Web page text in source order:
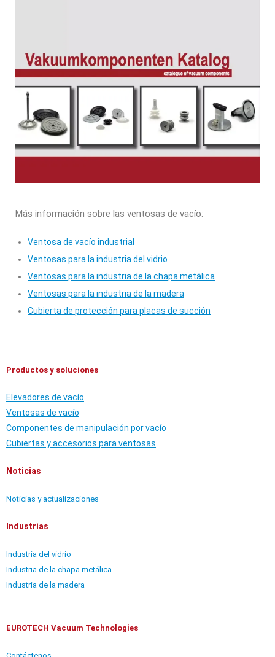
Más información sobre las ventosas de vacío:
Ventosa de vacío industrial
Ventosas para la industria del vidrio
Ventosas para la industria de la chapa metálica
Ventosas para la industria de la madera
Cubierta de protección para placas de succión
Productos y soluciones
Elevadores de vacío
Ventosas de vacío
Componentes de manipulación por vacío
Cubiertas y accesorios para ventosas
Noticias
Noticias y actualizaciones
Industrias
Industria del vidrio
Industria de la chapa metálica
Industria de la madera
EUROTECH Vacuum Technologies